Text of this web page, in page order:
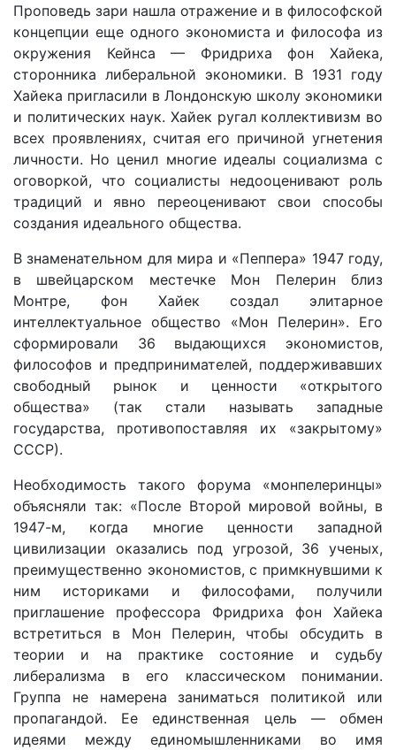
Проповедь зари нашла отражение и в философской
концепции еще одного экономиста и философа из
окружения Кейнса — Фридриха фон Хайека,
сторонника либеральной экономики. В 1931 году
Хайека пригласили в Лондонскую школу экономики
и политических наук. Хайек ругал коллективизм во
всех проявлениях, считая его причиной угнетения
личности. Но ценил многие идеалы социализма с
оговоркой, что социалисты недооценивают роль
традиций и явно переоценивают свои способы
создания идеального общества.
В знаменательном для мира и «Пеппера» 1947 году,
в швейцарском местечке Мон Пелерин близ
Монтре, фон Хайек создал элитарное
интеллектуальное общество «Мон Пелерин». Его
сформировали 36 выдающихся экономистов,
философов и предпринимателей, поддерживавших
свободный рынок и ценности «открытого
общества» (так стали называть западные
государства, противопоставляя их «закрытому»
СССР).
Необходимость такого форума «монпелеринцы»
объясняли так: «После Второй мировой войны, в
1947-м, когда многие ценности западной
цивилизации оказались под угрозой, 36 ученых,
преимущественно экономистов, с примкнувшими к
ним историками и философами, получили
приглашение профессора Фридриха фон Хайека
встретиться в Мон Пелерин, чтобы обсудить в
теории и на практике состояние и судьбу
либерализма в его классическом понимании.
Группа не намерена заниматься политикой или
пропагандой. Ее единственная цель — обмен
идеями между единомышленниками во имя